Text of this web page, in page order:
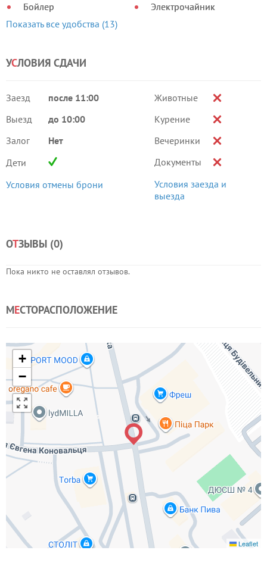
Бойлер
Электрочайник
Показать все удобства (13)
УСЛОВИЯ СДАЧИ
Заезд
после 11:00
Выезд
до 10:00
Залог
Нет
Дети
Условия отмены брони
Животные
Курение
Вечеринки
Документы
Условия заезда и
выезда
ОТЗЫВЫ (0)
Пока никто не оставлял отзывов.
МЕСТОРАСПОЛОЖЕНИЕ
+
−
Leaflet